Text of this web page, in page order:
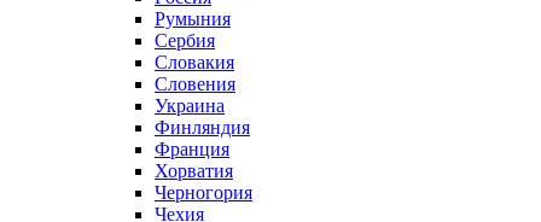
Румыния
Сербия
Словакия
Словения
Украина
Финляндия
Франция
Хорватия
Черногория
Чехия